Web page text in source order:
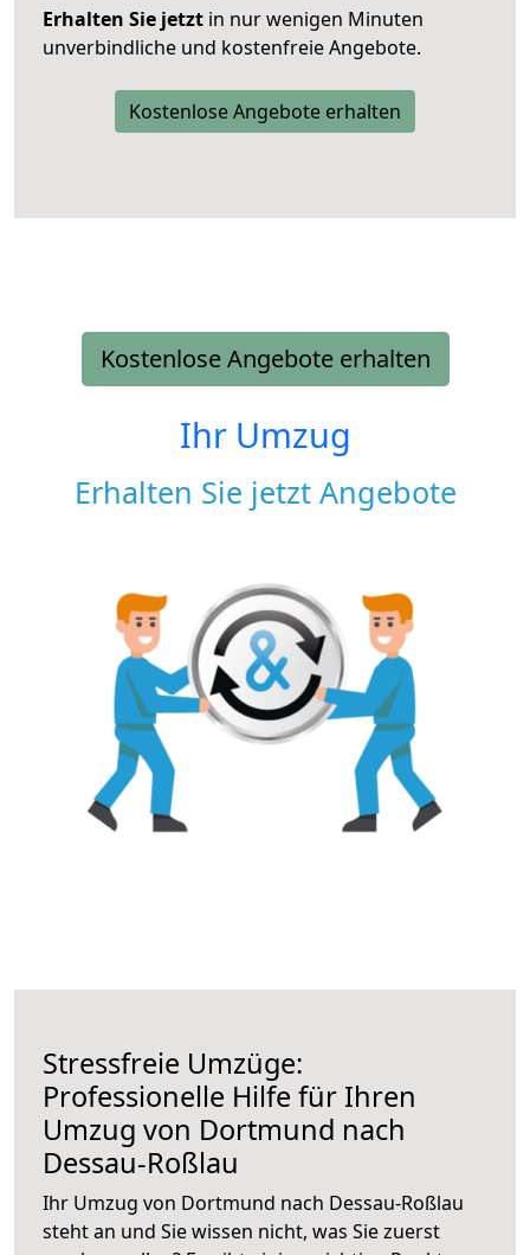
Erhalten Sie jetzt in nur wenigen Minuten
unverbindliche und kostenfreie Angebote.
Kostenlose Angebote erhalten
Kostenlose Angebote erhalten
Ihr Umzug
Erhalten Sie jetzt Angebote
Stressfreie Umzüge:
Professionelle Hilfe für Ihren
Umzug von Dortmund nach
Dessau-Roßlau
Ihr Umzug von Dortmund nach Dessau-Roßlau
steht an und Sie wissen nicht, was Sie zuerst